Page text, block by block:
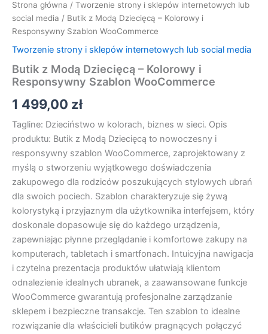
Strona główna / Tworzenie strony i sklepów internetowych lub
social media / Butik z Modą Dziecięcą – Kolorowy i
Responsywny Szablon WooCommerce
Tworzenie strony i sklepów internetowych lub social media
Butik z Modą Dziecięcą – Kolorowy i
Responsywny Szablon WooCommerce
1 499,00 zł
Tagline: Dzieciństwo w kolorach, biznes w sieci. Opis
produktu: Butik z Modą Dziecięcą to nowoczesny i
responsywny szablon WooCommerce, zaprojektowany z
myślą o stworzeniu wyjątkowego doświadczenia
zakupowego dla rodziców poszukujących stylowych ubrań
dla swoich pociech. Szablon charakteryzuje się żywą
kolorystyką i przyjaznym dla użytkownika interfejsem, który
doskonale dopasowuje się do każdego urządzenia,
zapewniając płynne przeglądanie i komfortowe zakupy na
komputerach, tabletach i smartfonach. Intuicyjna nawigacja
i czytelna prezentacja produktów ułatwiają klientom
odnalezienie idealnych ubranek, a zaawansowane funkcje
WooCommerce gwarantują profesjonalne zarządzanie
sklepem i bezpieczne transakcje. Ten szablon to idealne
rozwiązanie dla właścicieli butików pragnących połączyć